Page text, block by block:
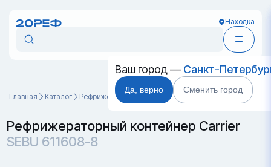
Находка
Ваш город — Санкт-
Да, верно Сменить город
Главная Каталог Рефрижераторные контейнеры SEBU 611608-8
Рефрижераторный контейнер Carrier
SEBU 611608-8